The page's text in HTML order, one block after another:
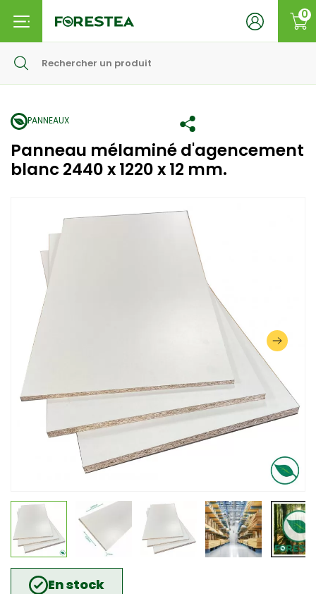
0
PANNEAUX
Panneau mélaminé d'agencement
blanc 2440 x 1220 x 12 mm.
En stock